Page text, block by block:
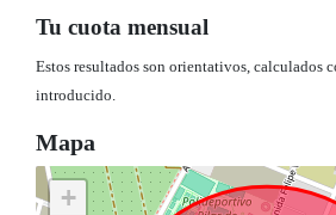
Tu cuota mensual
Estos resultados son orientativos, calculados
introducido.
Mapa
+